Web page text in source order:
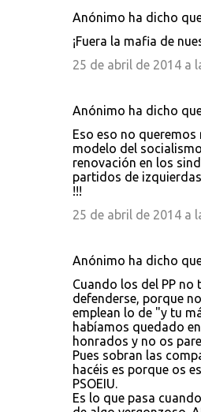
Anónimo ha dicho
¡Fuera la mafia de
25 de abril de 2014 a
Anónimo ha dicho
Eso eso no
modelo del
renovación en los
partidos de izquierdas
!!!
25 de abril de 2014 a
Anónimo ha dicho
Cuando los del PP no
defenderse, porque
emplean lo de "y tu
habíamos quedado
honrados y no os
Pues sobran las
hacéis es porque os
PSOEIU.
Es lo que pasa